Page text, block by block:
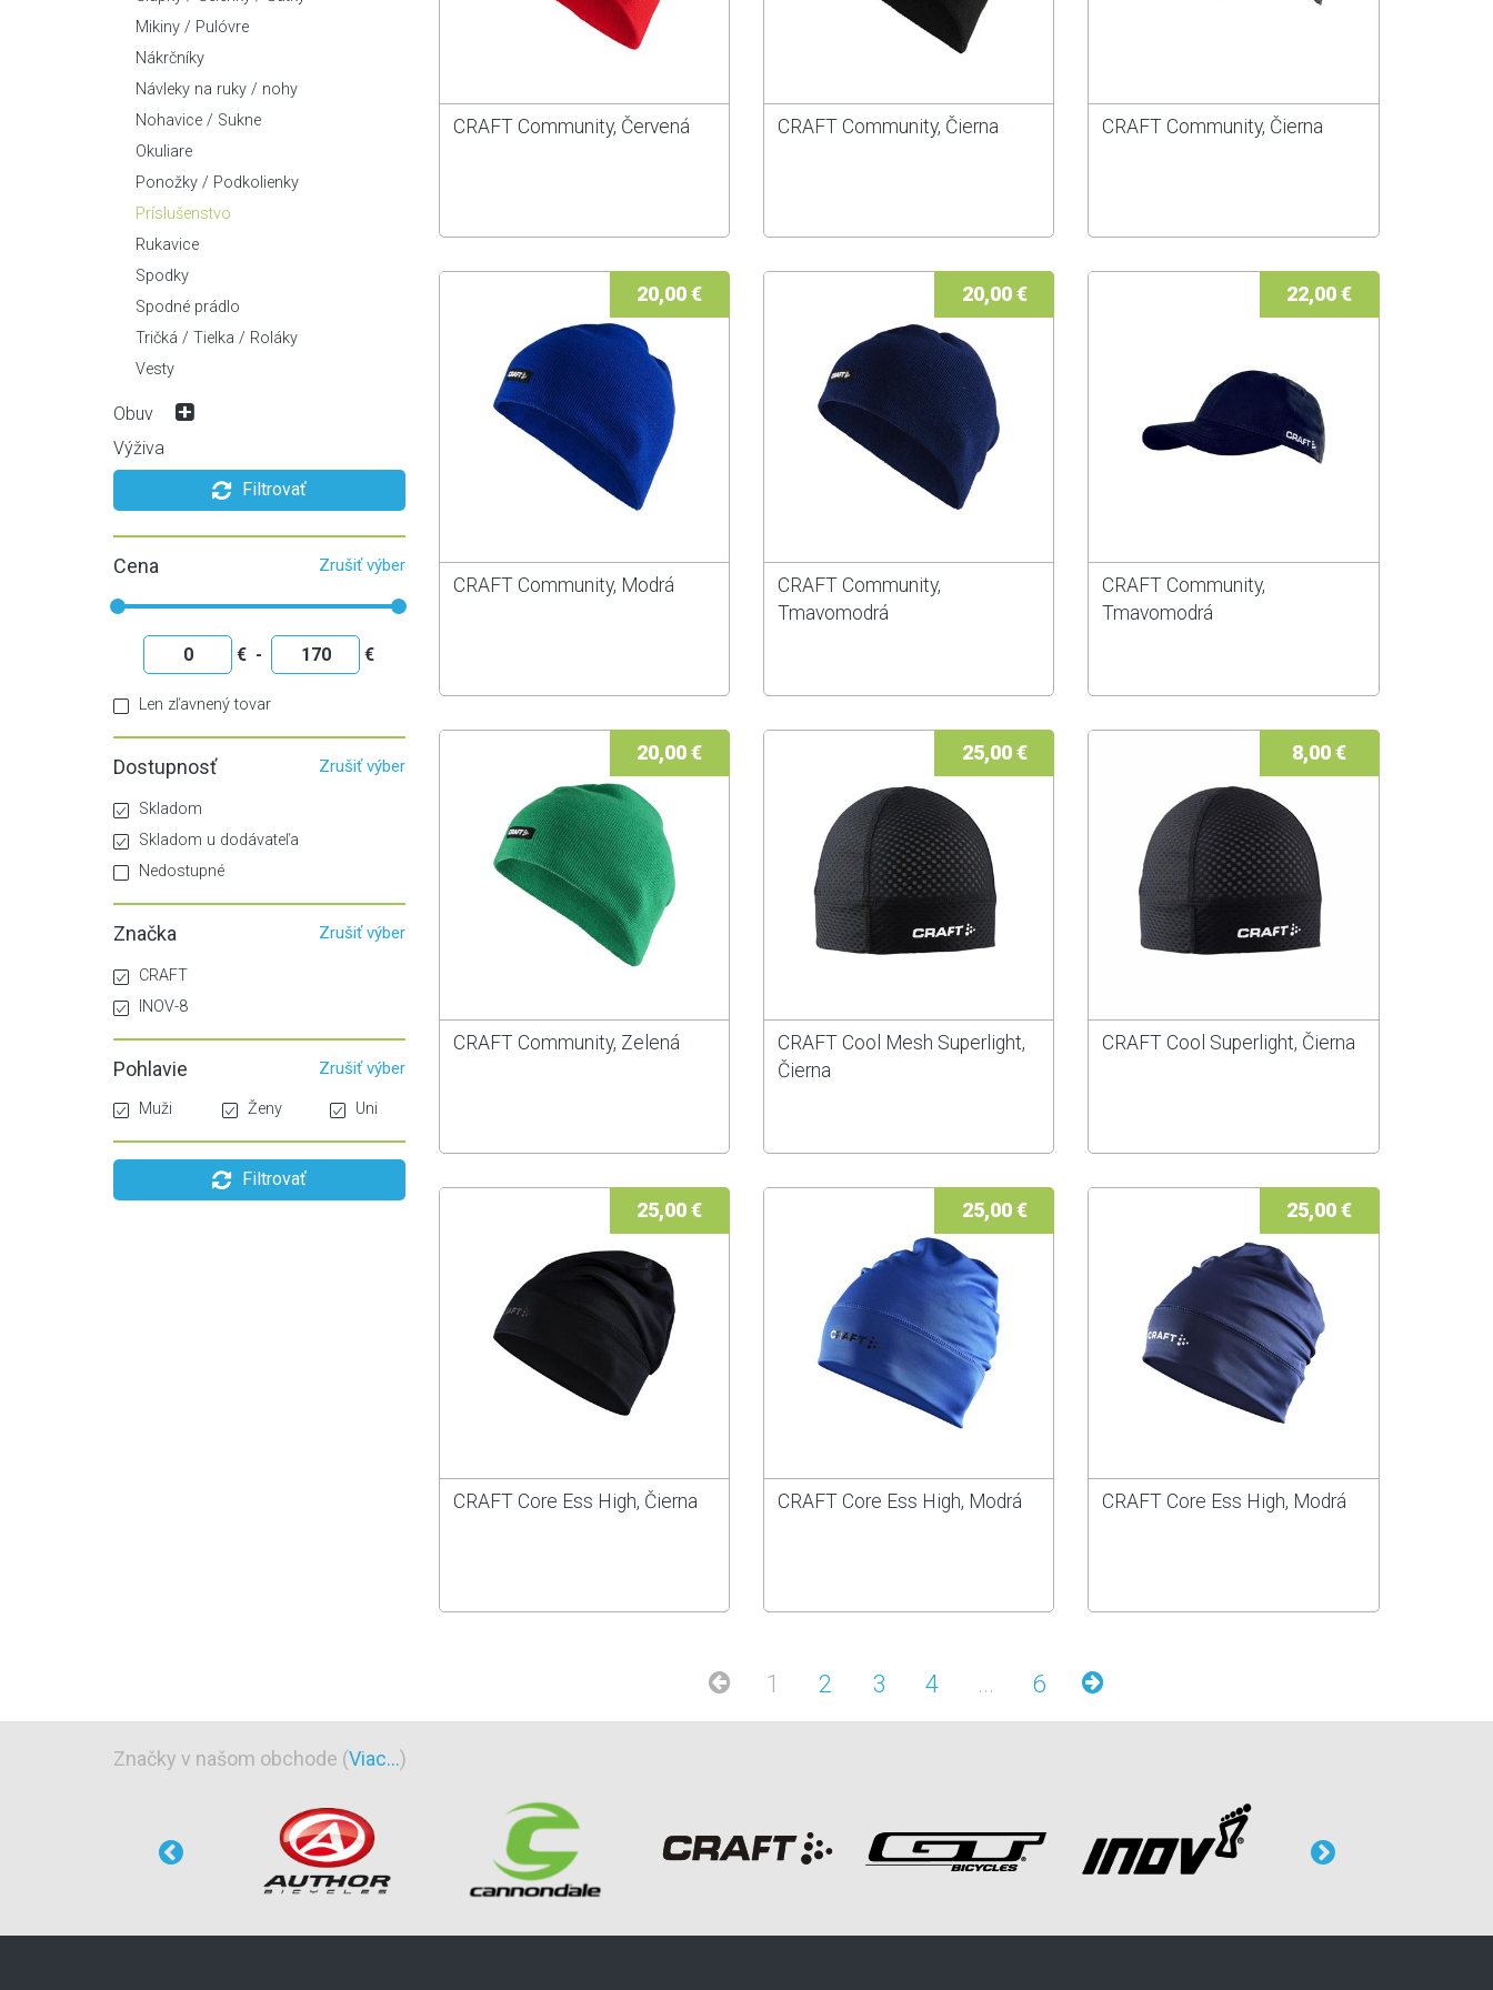
Krosové / Trekingové
Mestské / Skladacie
Špeciálne
Náboje
Predstavce
Prehadzovačky
Prešmykovače
Radenie
Rámy
Reťaze
Riadidlá
Rohy / Gripy / Omotávky
Sedlá
Sedlovky
Vidlice / Tlmiče
Náradie / Lepenie
Nosiče
Ostatné
Osvetlenie
Stojany / Držiaky
Zámky
Mikiny / Pulóvre
Nákrčníky
Návleky na ruky / nohy
Nohavice / Sukne
Okuliare
Ponožky / Podkolienky
Príslušenstvo
Rukavice
Spodky
Spodné prádlo
Tričká / Tielka / Roláky
Vesty
Obuv
Bežecká obuv
Cyklistická obuv
Lyžiarska obuv
Turistická obuv
Výživa
Filtrovať
Cena Zrušiť výber
€ - €
Len zľavnený tovar
Dostupnosť Zrušiť výber
Skladom
Skladom u dodávateľa
Nedostupné
Značka Zrušiť výber
CRAFT
INOV-8
Pohlavie Zrušiť výber
Muži Ženy Uni
Filtrovať
CRAFT Community, Červená CRAFT Community, Čierna CRAFT Community, Čierna
20,00 €
CRAFT Community, Modrá
20,00 €
CRAFT Community,
Tmavomodrá
22,00 €
CRAFT Community,
Tmavomodrá
20,00 €
CRAFT Community, Zelená
25,00 €
CRAFT Cool Mesh Superlight,
Čierna
8,00 €
CRAFT Cool Superlight, Čierna
25,00 €
CRAFT Core Ess High, Čierna
25,00 €
CRAFT Core Ess High, Modrá
25,00 €
CRAFT Core Ess High, Modrá
1 2 3 4 ... 6
Značky v našom obchode (Viac...)